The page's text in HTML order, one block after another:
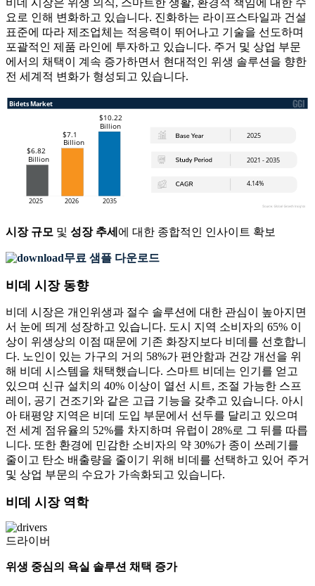
비데 시장은 위생 의식, 스마트한 생활, 환경적 책임에 대한 수
요로 인해 변화하고 있습니다. 진화하는 라이프스타일과 건설
표준에 따라 제조업체는 적응력이 뛰어나고 기술을 선도하며
포괄적인 제품 라인에 투자하고 있습니다. 주거 및 상업 부문
에서의 채택이 계속 증가하면서 현대적인 위생 솔루션을 향한
전 세계적 변화가 형성되고 있습니다.
시장 규모 및 성장 추세 에 대한 종합적인 인사이트 확보
무료 샘플 다운로드
비데 시장 동향
비데 시장은 개인위생과 절수 솔루션에 대한 관심이 높아지면
서 눈에 띄게 성장하고 있습니다. 도시 지역 소비자의 65% 이
상이 위생상의 이점 때문에 기존 화장지보다 비데를 선호합니
다. 노인이 있는 가구의 거의 58%가 편안함과 건강 개선을 위
해 비데 시스템을 채택했습니다. 스마트 비데는 인기를 얻고
있으며 신규 설치의 40% 이상이 열선 시트, 조절 가능한 스프
레이, 공기 건조기와 같은 고급 기능을 갖추고 있습니다. 아시
아 태평양 지역은 비데 도입 부문에서 선두를 달리고 있으며
전 세계 점유율의 52%를 차지하며 유럽이 28%로 그 뒤를 따릅
니다. 또한 환경에 민감한 소비자의 약 30%가 종이 쓰레기를
줄이고 탄소 배출량을 줄이기 위해 비데를 선택하고 있어 주거
및 상업 부문의 수요가 가속화되고 있습니다.
비데 시장 역학
드라이버
위생 중심의 욕실 솔루션 채택 증가